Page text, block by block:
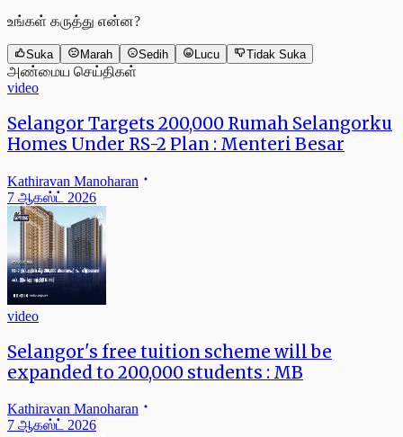
உங்கள் கருத்து என்ன?
Suka Marah Sedih Lucu Tidak Suka
அண்மைய செய்திகள்
video
Selangor Targets 200,000 Rumah Selangorku
Homes Under RS-2 Plan : Menteri Besar
Kathiravan Manoharan
7 ஆகஸ்ட் 2026
video
Selangor's free tuition scheme will be
expanded to 200,000 students : MB
Kathiravan Manoharan
7 ஆகஸ்ட் 2026